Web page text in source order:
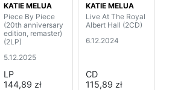
KATIE MELUA
Piece By Piece
(20th anniversary
edition, remaster)
(2LP)
5.12.2025
LP
144,89 zł
KATIE MELUA
Live At The Royal
Albert Hall (2CD)
6.12.2024
CD
115,89 zł